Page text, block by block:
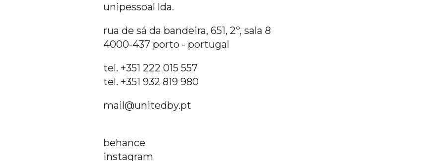
unipessoal lda.
rua de sá da bandeira, 651, 2º, sala 8
4000-437 porto - portugal
tel. +351 222 015 557
tel. +351 932 819 980
mail@unitedby.pt
behance
instagram